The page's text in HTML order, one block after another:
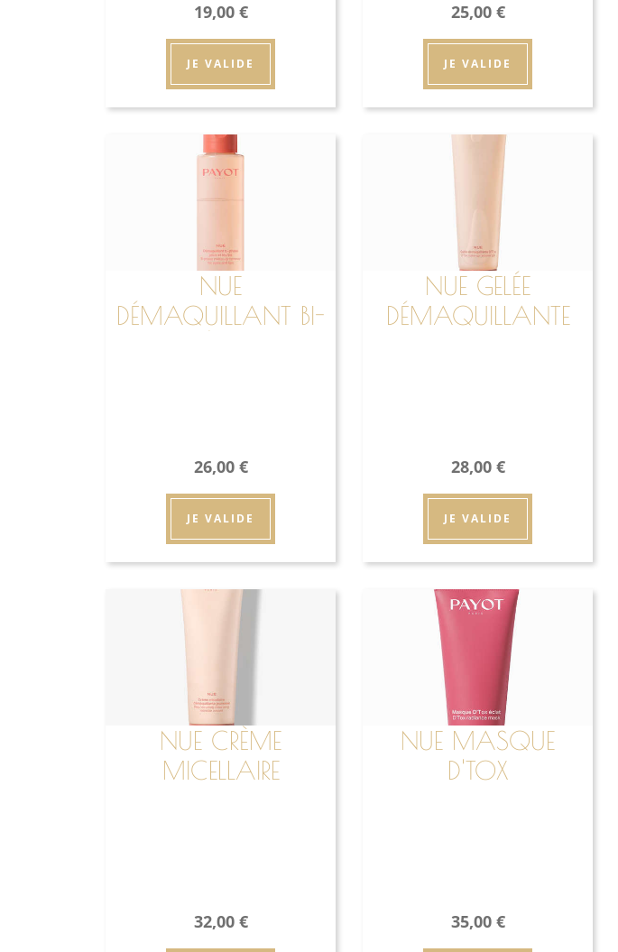
19,00 €
JE VALIDE
25,00 €
JE VALIDE
NUE
DÉMAQUILLANT BI-
26,00 €
JE VALIDE
NUE GELÉE
DÉMAQUILLANTE
28,00 €
JE VALIDE
NUE CRÈME
MICELLAIRE
32,00 €
NUE MASQUE
D'TOX
35,00 €